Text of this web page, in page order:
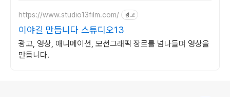
https://www.studio13film.com/ 광고
이야길 만듭니다 스튜디오13
광고, 영상, 애니메이션, 모션그래픽 장르를 넘나들며 영상을
만듭니다.